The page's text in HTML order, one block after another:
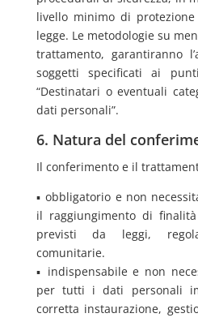
livello minimo di
legge. Le metodologie su
trattamento, garantiranno
soggetti specificati ai
“Destinatari o eventuali
dati personali”.
6. Natura del
Il conferimento e il
▪ obbligatorio e non
il raggiungimento di
previsti da leggi,
comunitarie.
▪ indispensabile e non
per tutti i dati personali
corretta instaurazione,